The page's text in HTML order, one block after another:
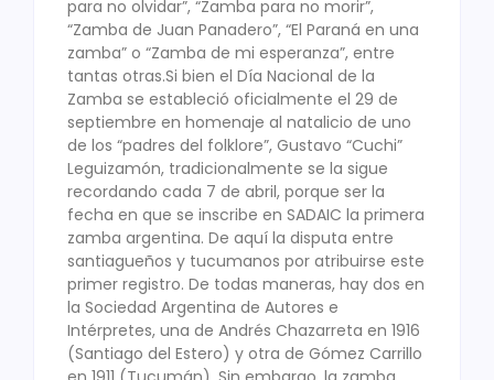
para no olvidar”, “Zamba para no morir”,
“Zamba de Juan Panadero”, “El Paraná en una
zamba” o “Zamba de mi esperanza”, entre
tantas otras.Si bien el Día Nacional de la
Zamba se estableció oficialmente el 29 de
septiembre en homenaje al natalicio de uno
de los “padres del folklore”, Gustavo “Cuchi”
Leguizamón, tradicionalmente se la sigue
recordando cada 7 de abril, porque ser la
fecha en que se inscribe en SADAIC la primera
zamba argentina. De aquí la disputa entre
santiagueños y tucumanos por atribuirse este
primer registro. De todas maneras, hay dos en
la Sociedad Argentina de Autores e
Intérpretes, una de Andrés Chazarreta en 1916
(Santiago del Estero) y otra de Gómez Carrillo